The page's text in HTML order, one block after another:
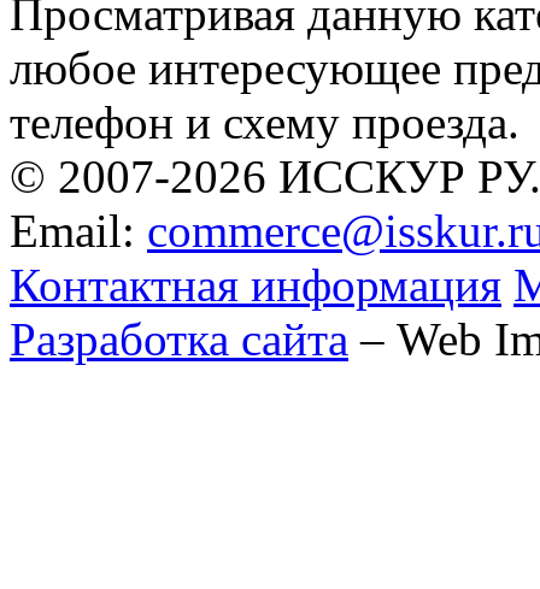
Просматривая данную
любое интересующее
телефон и схему проезда.
© 2007-2026 ИССКУР РУ.
Email:
Контактная информация
Разработка сайта – Web